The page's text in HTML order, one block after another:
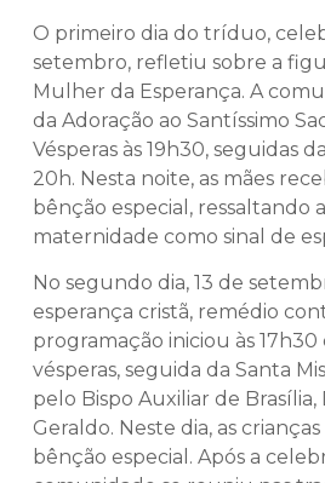
O primeiro dia do tríduo,
setembro, refletiu sobre a
Mulher da Esperança. A
da Adoração ao Santíssimo
Vésperas às 19h30, seguidas
20h. Nesta noite, as mães
bênção especial, ressaltando
maternidade como sinal de
No segundo dia, 13 de
esperança cristã, remédio
programação iniciou às 17h30
vésperas, seguida da Santa
pelo Bispo Auxiliar de
Geraldo. Neste dia, as
bênção especial. Após a